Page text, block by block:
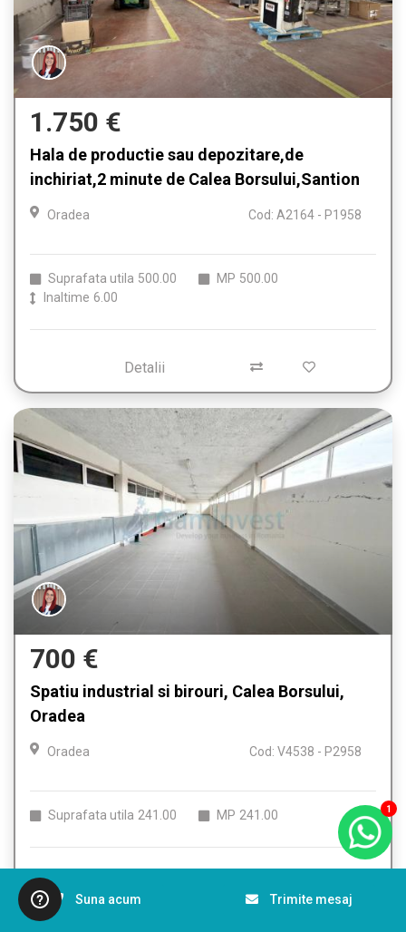
1
1.750 €
Hala de productie sau depozitare,de
inchiriat,2 minute de Calea Borsului,Santion
Oradea Cod: A2164 - P1958
Suprafata utila 500.00 MP 500.00
Inaltime 6.00
Detalii
700 €
Spatiu industrial si birouri, Calea Borsului,
Oradea
Oradea Cod: V4538 - P2958
Suprafata utila 241.00 MP 241.00
Suna acum Trimite mesaj